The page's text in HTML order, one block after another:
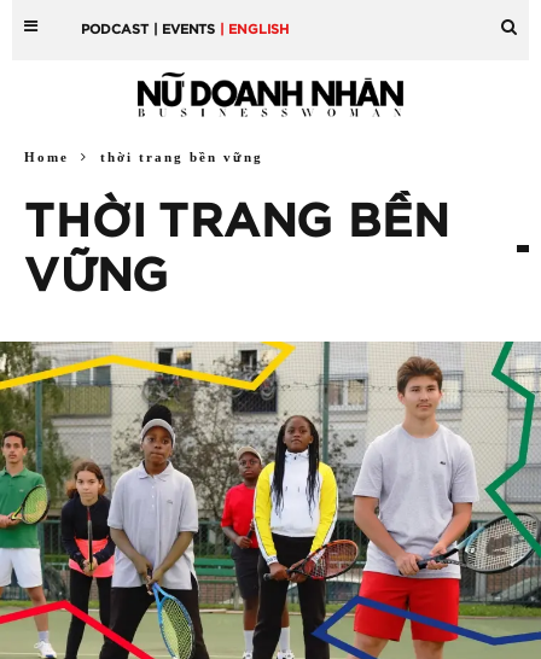
PODCAST | EVENTS | ENGLISH
Home thời trang bền vững
THỜI TRANG BỀN
VỮNG